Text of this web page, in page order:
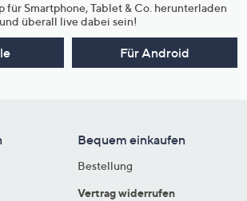
für Smartphone, Tablet & Co. herunterladen
und überall live dabei sein!
Für Android
Bequem einkaufen
Bestellung
Vertrag widerrufen